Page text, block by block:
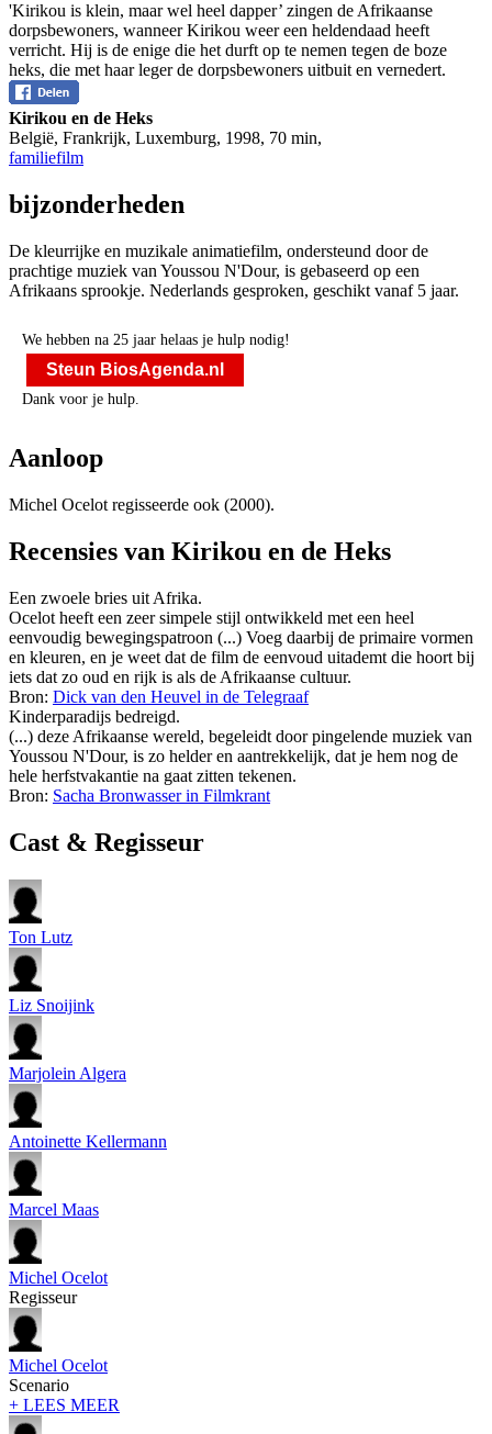
'Kirikou is klein, maar wel heel dapper’ zingen de Afrikaanse
dorpsbewoners, wanneer Kirikou weer een heldendaad heeft
verricht. Hij is de enige die het durft op te nemen tegen de boze
heks, die met haar leger de dorpsbewoners uitbuit en vernedert.
Kirikou en de Heks
België, Frankrijk, Luxemburg, 1998, 70 min,
familiefilm
bijzonderheden
De kleurrijke en muzikale animatiefilm, ondersteund door de
prachtige muziek van Youssou N'Dour, is gebaseerd op een
Afrikaans sprookje. Nederlands gesproken, geschikt vanaf 5 jaar.
We hebben na 25 jaar helaas je hulp nodig!
Steun BiosAgenda.nl
Dank voor je hulp.
Aanloop
Michel Ocelot regisseerde ook (2000).
Recensies van Kirikou en de Heks
Een zwoele bries uit Afrika.
Ocelot heeft een zeer simpele stijl ontwikkeld met een heel
eenvoudig bewegingspatroon (...) Voeg daarbij de primaire vormen
en kleuren, en je weet dat de film de eenvoud uitademt die hoort bij
iets dat zo oud en rijk is als de Afrikaanse cultuur.
Bron: Dick van den Heuvel in de Telegraaf
Kinderparadijs bedreigd.
(...) deze Afrikaanse wereld, begeleidt door pingelende muziek van
Youssou N'Dour, is zo helder en aantrekkelijk, dat je hem nog de
hele herfstvakantie na gaat zitten tekenen.
Bron: Sacha Bronwasser in Filmkrant
Cast & Regisseur
Ton Lutz
Liz Snoijink
Marjolein Algera
Antoinette Kellermann
Marcel Maas
Michel Ocelot
Regisseur
Michel Ocelot
Scenario
+ LEES MEER